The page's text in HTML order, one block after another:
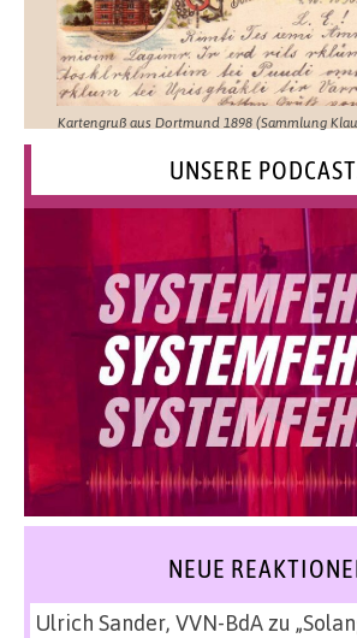
Kartengruß aus Dortmund 1898 (Sammlung
UNSERE
NEUE
Ulrich Sander, VVN-BdAzu